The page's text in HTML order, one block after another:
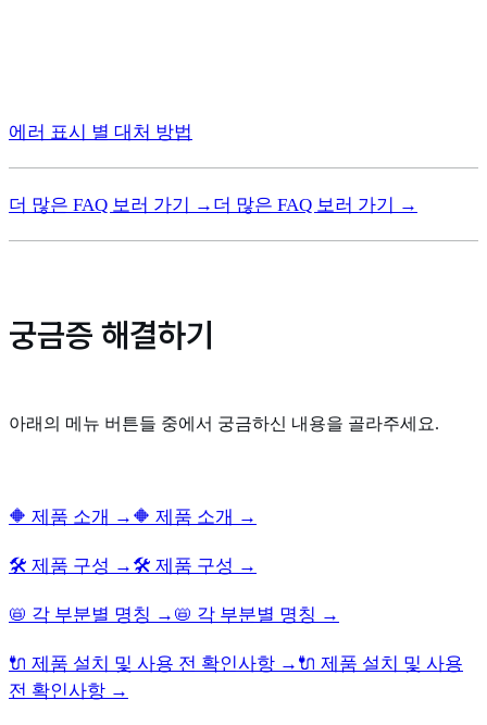
에러 표시 별 대처 방법
더 많은 FAQ 보러 가기 → 더 많은 FAQ 보러 가기 →
궁금증 해결하기
아래의 메뉴 버튼들 중에서 궁금하신 내용을 골라주세요.
🔶 제품 소개 → 🔶 제품 소개 →
🛠️ 제품 구성 → 🛠️ 제품 구성 →
📛 각 부분별 명칭 → 📛 각 부분별 명칭 →
🔌 제품 설치 및 사용 전 확인사항 → 🔌 제품 설치 및 사용
전 확인사항 →